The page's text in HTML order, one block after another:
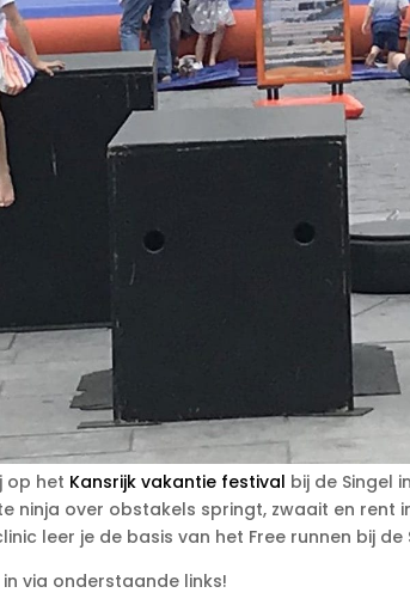
op het Kansrijk vakantie festival bij de Singel
ninja over obstakels springt, zwaait en
leer je de basis van het Free runnen bij de
via onderstaande links!